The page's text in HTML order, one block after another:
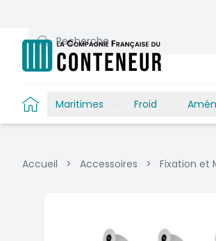
Recherche
Maritimes Froid
Accueil > Accessoires > Fixation et